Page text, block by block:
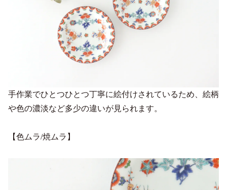
手作業でひとつひとつ丁寧に絵付けされているため、絵柄
や色の濃淡など多少の違いが見られます。
【色ムラ/焼ムラ】